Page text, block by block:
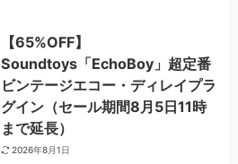
【65%OFF】
Soundtoys「EchoBoy」超定番
ビンテージエコー・ディレイプラ
グイン（セール期間8月5日11時
まで延長）
2026年8月1日